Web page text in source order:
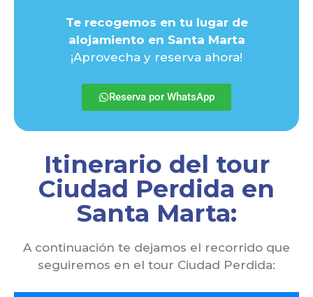
Te recogemos en tu lugar de
alojamiento en Santa Marta
¡Aprovecha y reserva ahora!
Reserva por WhatsApp
Itinerario del tour
Ciudad Perdida en
Santa Marta:
A continuación te dejamos el recorrido que
seguiremos en el tour Ciudad Perdida: